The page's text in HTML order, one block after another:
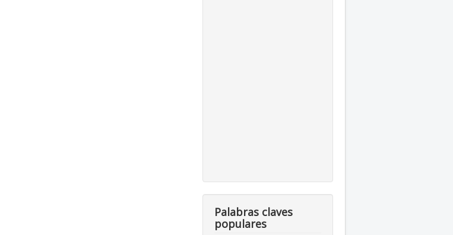
Palabras claves
populares